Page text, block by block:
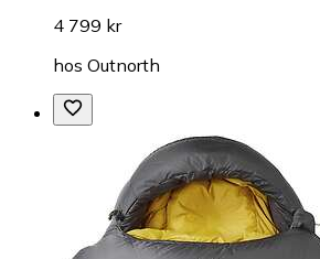
4 799 kr
hos Outnorth